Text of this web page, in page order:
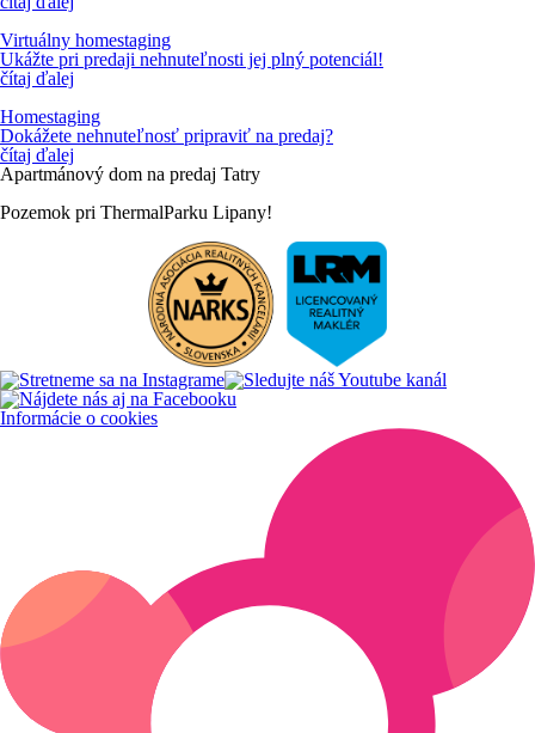
Virtuálny homestaging
Ukážte pri predaji nehnuteľnosti jej plný potenciál!
čítaj ďalej
Homestaging
Dokážete nehnuteľnosť pripraviť na predaj?
čítaj ďalej
Apartmánový dom na predaj Tatry
Pozemok pri ThermalParku Lipany!
Informácie o cookies